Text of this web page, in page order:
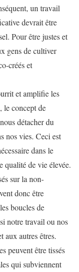
un travail
devrait être
Pour être justes et
gens de cultiver
créés et
et amplifie les
le concept de
détacher du
nos vies. Ceci est
dans le
qualité de vie élevée.
sur la non-
donc être
boucles de
notre travail ou nos
aux autres êtres.
peuvent être tissés
qui subviennent